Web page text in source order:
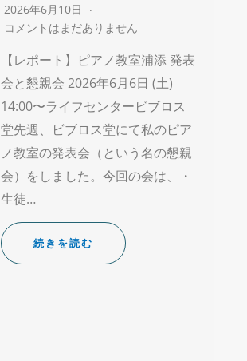
2026年6月10日
コメントはまだありません
【レポート】ピアノ教室浦添 発表
会と懇親会 2026年6月6日 (土)
14:00〜ライフセンタービブロス
堂先週、ビブロス堂にて私のピア
ノ教室の発表会（という名の懇親
会）をしました。今回の会は、・
生徒…
続きを読む